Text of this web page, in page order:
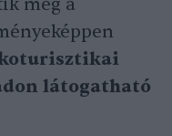
meg a
látogatható